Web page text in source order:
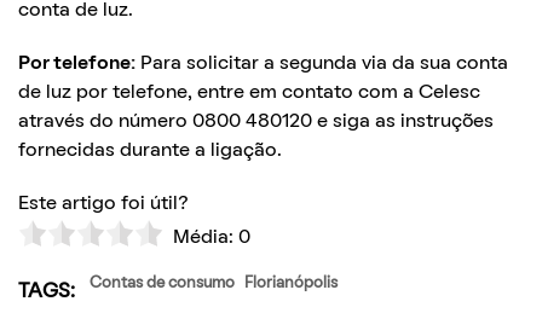
conta de luz.
Por telefone: Para solicitar a segunda via da sua conta
de luz por telefone, entre em contato com a Celesc
através do número 0800 480120 e siga as instruções
fornecidas durante a ligação.
Este artigo foi útil?
Média: 0
TAGS: Contas de consumo Florianópolis